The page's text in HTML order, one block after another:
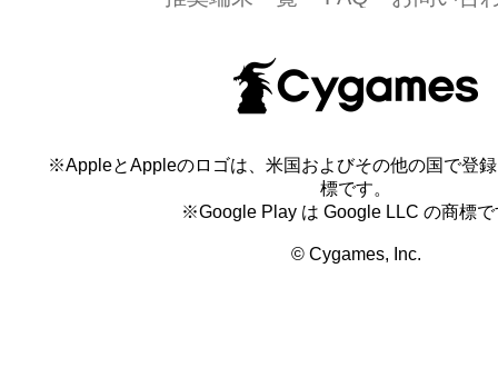
※AppleとAppleのロゴは、米国およびその他の国で登
標です。
※Google Play は Google LLC の商標で
© Cygames, Inc.